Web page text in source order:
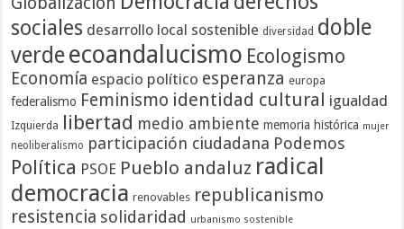
sociales desarrollo local sostenible diversidad doble
verdeecoandalucismo Ecologismo
Economía espacio político esperanza europa
federalismo Feminismo identidad cultural igualdad
Izquierda libertad medio ambiente memoria histórica mujer
neoliberalismo participación ciudadana Podemos
Política PSOE Pueblo andaluz radical
democracia renovables republicanismo
resistencia solidaridad urbanismo sostenible